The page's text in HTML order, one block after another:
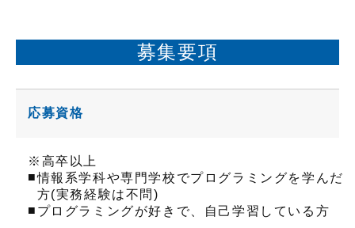
募集要項
応募資格
※高卒以上
■情報系学科や専門学校でプログラミングを学んだ
方(実務経験は不問)
■ プログラミングが好きで、自己学習している方